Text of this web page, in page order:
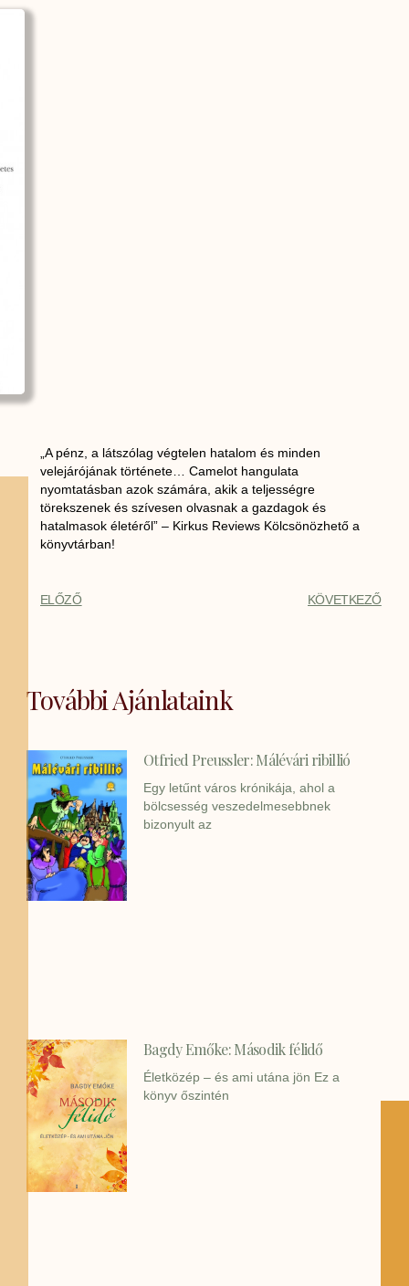
„A pénz, a látszólag végtelen hatalom és minden
velejárójának története… Camelot hangulata
nyomtatásban azok számára, akik a teljességre
törekszenek és szívesen olvasnak a gazdagok és
hatalmasok életéről” – Kirkus Reviews Kölcsönözhető a
könyvtárban!
ELŐZŐ KÖVETKEZŐ
További Ajánlataink
Otfried Preussler: Málévári ribillió
Egy letűnt város krónikája, ahol a
bölcsesség veszedelmesebbnek
bizonyult az
Bagdy Emőke: Második félidő
Életközép – és ami utána jön Ez a
könyv őszintén